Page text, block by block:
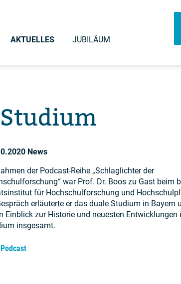
AKTUELLES JUBILÄUM
News
der Podcast-Reihe „Schlaglichter der
war Prof. Dr. Boos zu Gast beim
für Hochschulforschung und
erläuterte er das duale Studium in Bayern
Einblick zur Historie und neuesten Entwicklungen
insgesamt.